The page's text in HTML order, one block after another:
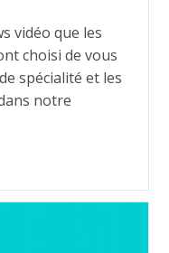
vidéo que les
choisi de vous
spécialité et les
notre